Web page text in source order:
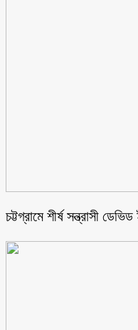
চট্টগ্রামে শীর্ষ সন্ত্রাসী